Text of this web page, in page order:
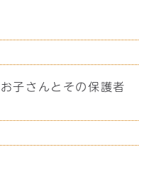
子さんとその保護者